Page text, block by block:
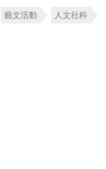
藝文活動 人文社科